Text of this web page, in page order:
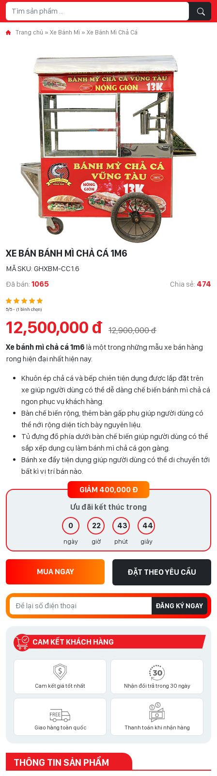
Skip to content
Trang chủ » Xe Bánh Mì » Xe Bánh Mì Chả Cá
XE BÁN BÁNH MÌ CHẢ CÁ 1M6
MÃ SKU: GHXBM-CC1.6
Đã bán: 1065 Chia sẻ: 474
5/5 - (1 bình chọn)
12,500,000 đ 12,900,000 đ
Xe bánh mì chả cá 1m6 là một trong những mẫu xe bán hàng
rong hiện đại nhất hiện nay.
Khuôn ép chả cá và bếp chiên tiện dụng được lắp đặt trên
xe giúp người dùng có thể dễ dàng chế biến bánh mì chả cá
ngon phục vụ khách hàng.
Bàn chế biến rộng, thêm bàn gấp phụ giúp người dùng có
thể nới rộng diện tích bày nguyên liệu.
Tủ đựng đồ phía dưới bàn chế biến giúp người dùng có thể
sắp xếp dụng cụ làm bánh mì chả cá gọn gàng.
Bánh xe đẩy tiện dụng giúp người dùng có thể di chuyển tới
bất kì vị trí bán nào.
GIẢM 400,000 Đ
Ưu đãi kết thúc trong
0
ngày
22
giờ
43
phút
42
giây
MUA NGAY ĐẶT THEO YÊU CẦU
ĐĂNG KÝ NGAY
CAM KẾT KHÁCH HÀNG
Cam kết giá tốt nhất Nhận đổi trả trong 30 ngày
Giao hàng toàn quốc Thanh toán khi nhận hàng
THÔNG TIN SẢN PHẨM